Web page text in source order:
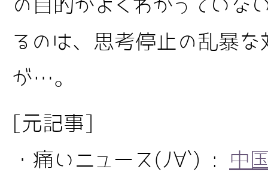
の目的がよくわかっていな
るのは、思考停止の乱暴
が…。
[元記事]
・痛いニュース(ﾉ∀`) : 中